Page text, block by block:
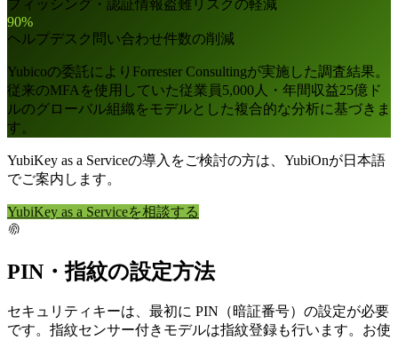
フィッシング・認証情報盗難リスクの軽減
90%
ヘルプデスク問い合わせ件数の削減
Yubicoの委託によりForrester Consultingが実施した調査結果。
従来のMFAを使用していた従業員5,000人・年間収益25億ド
ルのグローバル組織をモデルとした複合的な分析に基づきま
す。
YubiKey as a Serviceの導入をご検討の方は、YubiOnが日本語
でご案内します。
YubiKey as a Serviceを相談する
PIN・指紋の設定方法
セキュリティキーは、最初に PIN（暗証番号）の設定が必要
です。指紋センサー付きモデルは指紋登録も行います。お使